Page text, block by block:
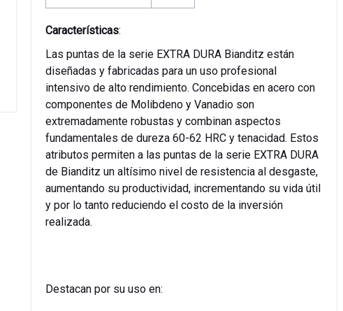
Características:
Las puntas de la serie EXTRA DURA Bianditz están
diseñadas y fabricadas para un uso profesional
intensivo de alto rendimiento. Concebidas en acero con
componentes de Molibdeno y Vanadio son
extremadamente robustas y combinan aspectos
fundamentales de dureza 60-62 HRC y tenacidad. Estos
atributos permiten a las puntas de la serie EXTRA DURA
de Bianditz un altísimo nivel de resistencia al desgaste,
aumentando su productividad, incrementando su vida útil
y por lo tanto reduciendo el costo de la inversión
realizada.
Destacan por su uso en: